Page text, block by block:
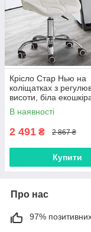
Крісло Стар Нью на
коліщатках з
висоти, біла
салону краси та офісу
В наявності
2 491 ₴ 2 867 ₴
Купити
Про нас
97% позитивних